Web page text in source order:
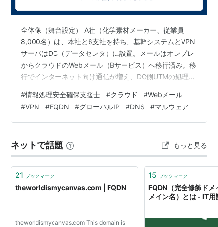
全体像（舞台設定） A社（化学素材メーカー、従業員
8,000名）は、本社と6支社を持ち、基幹システムとVPN
サーバはDC（データセンタ）に設置。メールはオンプレ
からクラウドのWebメール（Bサービス）へ移行済み。移
行でインターネット向け通信が増え、DC側UTMの処理が
由で基幹や利用者LANだけでなく、インターネット（Bサ
ービス）もVPN経由で出ていく設計が採られています。
図1・表1：現在のネットワークと装置の役割 図1は「DC
社）からの通信は基本DC経由」という骨格。表1では、
VPNはIPs…
#情報処理安全確保支援士 #クラウド #Webメール
#VPN #FQDN #グローバルIP #DNS #マルウェア
ネットで話題 もっと見る
21 ブックマーク
theworldismycanvas.com | FQDN
theworldismycanvas.com This domain is
15 ブックマーク
FQDN（完全修飾ドメ
メイン名）とは - IT